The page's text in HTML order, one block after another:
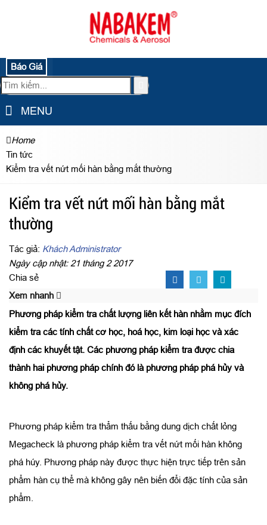
Báo Giá
MENU
Home
Tin tức
Kiểm tra vết nứt mối hàn bằng mắt thường
Kiểm tra vết nứt mối hàn bằng mắt
thường
Tác giả: Khách Administrator
Ngày cập nhật: 21 tháng 2 2017
Chia sẻ
Xem nhanh
Phương pháp kiểm tra chất lượng liên kết hàn nhằm mục đích
kiểm tra các tính chất cơ học, hoá học, kim loại học và xác
định các khuyết tật. Các phương pháp kiểm tra được chia
thành hai phương pháp chính đó là phương pháp phá hủy và
không phá hủy.
Phương pháp kiểm tra thẩm thấu bằng dung dịch chất lỏng
Megacheck là phương pháp kiểm tra vết nứt mối hàn không
phá húy. Phương pháp này được thực hiện trực tiếp trên sản
phẩm hàn cụ thể mà không gây nên biến đổi đặc tính của sản
phẩm.